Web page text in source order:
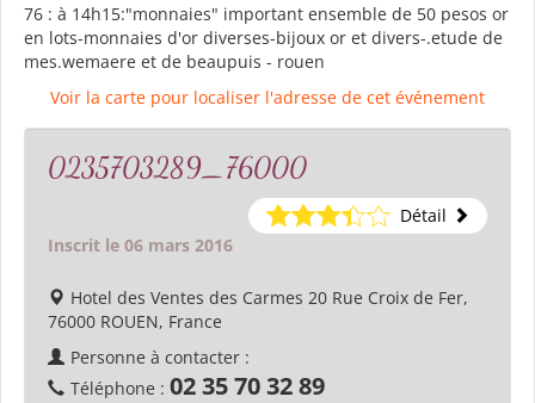
76 : à 14h15:"monnaies" important ensemble de 50 pesos or
en lots-monnaies d'or diverses-bijoux or et divers-.etude de
mes.wemaere et de beaupuis - rouen
Voir la carte pour localiser l'adresse de cet événement
0235703289_76000
Détail
Inscrit le 06 mars 2016
Hotel des Ventes des Carmes 20 Rue Croix de Fer,
76000 ROUEN, France
Personne à contacter :
Téléphone : 02 35 70 32 89